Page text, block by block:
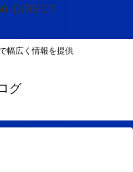
DIRECT,
幅広く情報を提供
グ